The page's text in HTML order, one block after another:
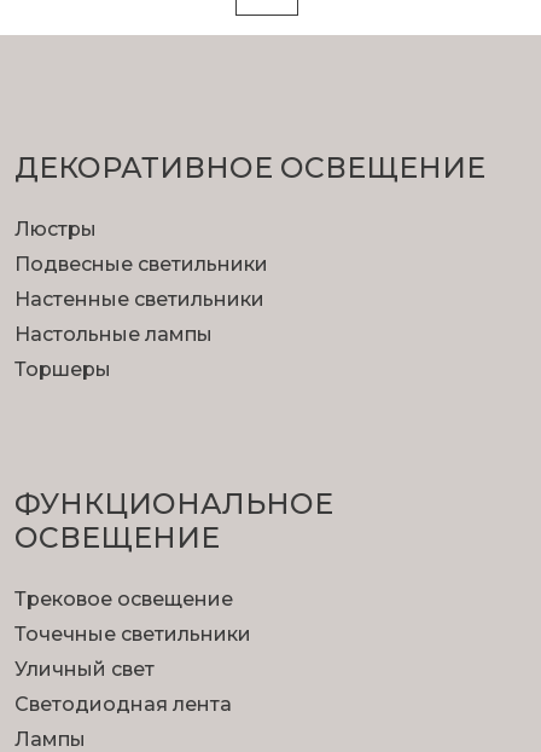
ДЕКОРАТИВНОЕ ОСВЕЩЕНИЕ
Люстры
Подвесные светильники
Настенные светильники
Настольные лампы
Торшеры
ФУНКЦИОНА­ЛЬНОЕ
ОСВЕЩЕНИЕ
Трековое освещение
Точечные светильники
Уличный свет
Светодиодная лента
Лампы